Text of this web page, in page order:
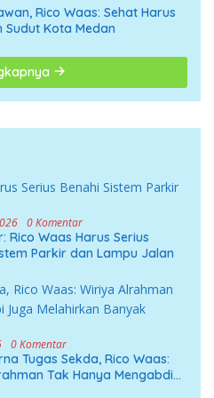
Rico Waas: Sehat Harus
Sudut Kota Medan
0 Komentar
Rico Waas Harus Serius
Parkir dan Lampu Jalan
0 Komentar
Tugas Sekda, Rico Waas:
Tak Hanya Mengabdi